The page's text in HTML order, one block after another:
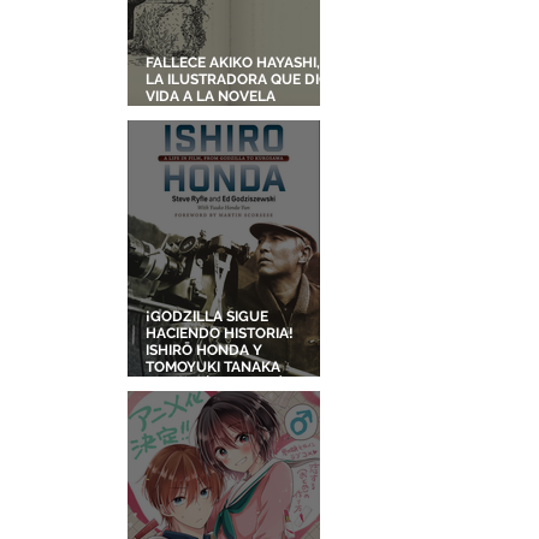
FALLECE AKIKO HAYASHI,
LA ILUSTRADORA QUE DIO
VIDA A LA NOVELA
DELIVERY SERVICE
¡GODZILLA SIGUE
HACIENDO HISTORIA!
ISHIRŌ HONDA Y
TOMOYUKI TANAKA
LA FAMA DE LOS EFECTOS
VISUALES